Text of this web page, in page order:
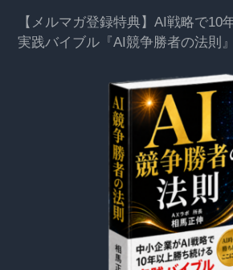
【メルマガ登録特典】AI戦略で10
実践バイブル『AI競争勝者の法則